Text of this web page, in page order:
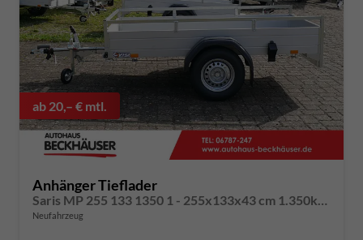
ab 20,– € mtl.
Anhänger Tieflader
Saris MP 255 133 1350 1 - 255x133x43 cm 1.350kg 100km/h-Ausführung
Neufahrzeug